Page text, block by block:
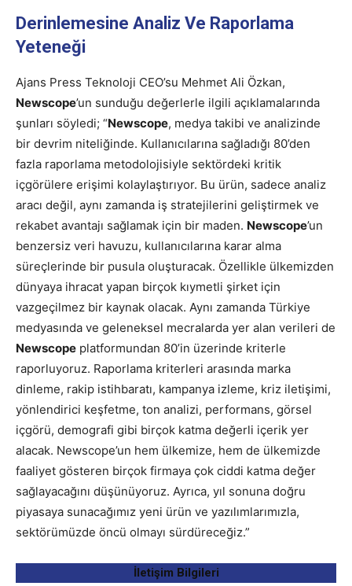
Derinlemesine Analiz Ve Raporlama
Yeteneği
Ajans Press Teknoloji CEO’su Mehmet Ali Özkan,
Newscope’un sunduğu değerlerle ilgili açıklamalarında
şunları söyledi; “Newscope, medya takibi ve analizinde
bir devrim niteliğinde. Kullanıcılarına sağladığı 80’den
fazla raporlama metodolojisiyle sektördeki kritik
içgörülere erişimi kolaylaştırıyor. Bu ürün, sadece analiz
aracı değil, aynı zamanda iş stratejilerini geliştirmek ve
rekabet avantajı sağlamak için bir maden. Newscope’un
benzersiz veri havuzu, kullanıcılarına karar alma
süreçlerinde bir pusula oluşturacak. Özellikle ülkemizden
dünyaya ihracat yapan birçok kıymetli şirket için
vazgeçilmez bir kaynak olacak. Aynı zamanda Türkiye
medyasında ve geleneksel mecralarda yer alan verileri de
Newscope platformundan 80’in üzerinde kriterle
raporluyoruz. Raporlama kriterleri arasında marka
dinleme, rakip istihbaratı, kampanya izleme, kriz iletişimi,
yönlendirici keşfetme, ton analizi, performans, görsel
içgörü, demografi gibi birçok katma değerli içerik yer
alacak. Newscope’un hem ülkemize, hem de ülkemizde
faaliyet gösteren birçok firmaya çok ciddi katma değer
sağlayacağını düşünüyoruz. Ayrıca, yıl sonuna doğru
piyasaya sunacağımız yeni ürün ve yazılımlarımızla,
sektörümüzde öncü olmayı sürdüreceğiz.”
İletişim Bilgileri